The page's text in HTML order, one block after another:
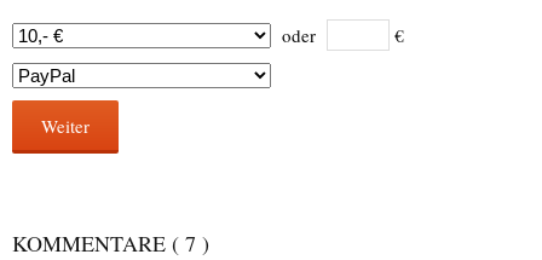
oder €
Weiter
KOMMENTARE ( 7 )